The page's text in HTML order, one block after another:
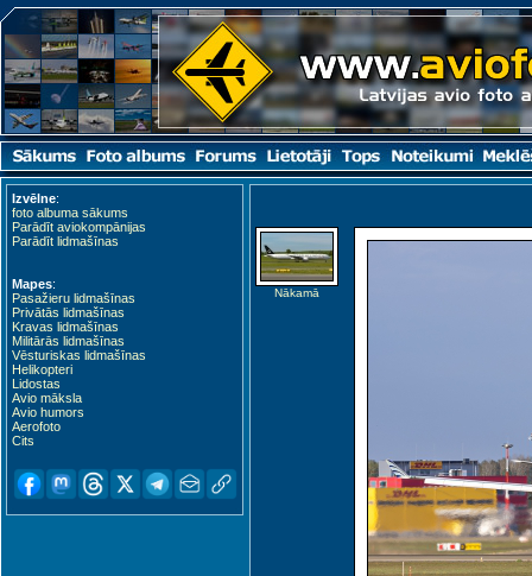
Izvēlne:
foto albuma sākums
Parādīt aviokompānijas
Parādīt lidmašīnas
Mapes:
Pasažieru lidmašīnas
Privātās lidmašīnas
Kravas lidmašīnas
Militārās lidmašīnas
Vēsturiskas lidmašīnas
Helikopteri
Lidostas
Avio māksla
Avio humors
Aerofoto
Cits
Nākamā